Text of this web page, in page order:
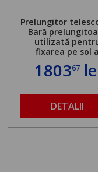
Prelungitor
Bară
utilizată
fixarea pe sol a
standului mașinii
găurit în locul
maximă admisă de
kg și înălțime
de la 1,8 la 2,9
180367
DETALII